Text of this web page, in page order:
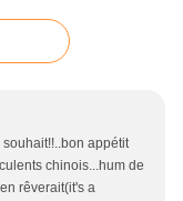
appétit
chinois...hum de
rêverait(it's a